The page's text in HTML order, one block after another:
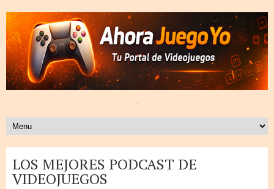
.
LOS MEJORES PODCAST DE
VIDEOJUEGOS